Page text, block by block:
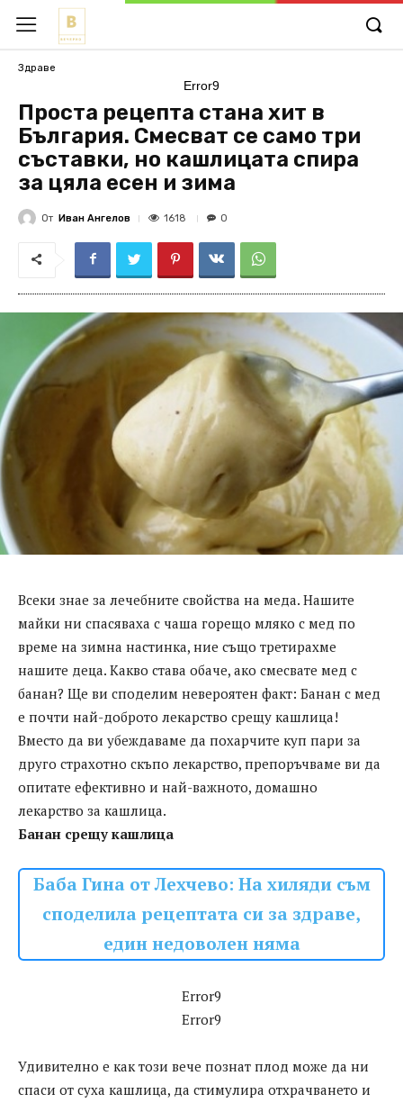
Здраве
Error9
Проста рецепта стана хит в
България. Смесват се само три
съставки, но кашлицата спира
за цяла есен и зима
От Иван Ангелов 1618 0
Всеки знае за лечебните свойства на меда. Нашите
майки ни спасяваха с чаша горещо мляко с мед по
време на зимна настинка, ние също третирахме
нашите деца. Какво става обаче, ако смесвате мед с
банан? Ще ви споделим невероятен факт: Банан с мед
е почти най-доброто лекарство срещу кашлица!
Вместо да ви убеждаваме да похарчите куп пари за
друго страхотно скъпо лекарство, препоръчваме ви да
опитате ефективно и най-важното, домашно
лекарство за кашлица.
Банан срещу кашлица
Баба Гина от Лехчево: На хиляди съм
споделила рецептата си за здраве,
един недоволен няма
Error9
Error9
Удивително е как този вече познат плод може да ни
спаси от суха кашлица, да стимулира отхрачването и